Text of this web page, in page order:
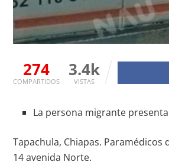
274
COMPARTIDOS
3.4k
VISTAS
La persona migrante
Tapachula, Chiapas.
14 avenida Norte.